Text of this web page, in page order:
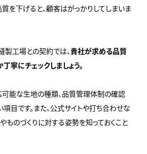
を下げると、顧客はがっかりしてしまいま
工場との契約では、貴社が求める品質
寧にチェックしましょう。
能な生地の種類、品質管理体制の確認
項目です。また、公式サイトや打ち合わせな
ものづくりに対する姿勢を知っておくこと